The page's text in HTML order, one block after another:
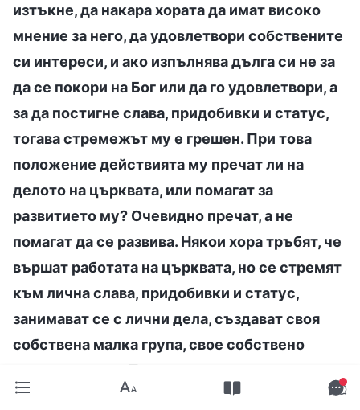
изтъкне, да накара хората да имат високо
мнение за него, да удовлетвори собствените
си интереси, и ако изпълнява дълга си не за
да се покори на Бог или да го удовлетвори, а
за да постигне слава, придобивки и статус,
тогава стремежът му е грешен. При това
положение действията му пречат ли на
делото на църквата, или помагат за
развитието му? Очевидно пречат, а не
помагат да се развива. Някои хора тръбят, че
вършат работата на църквата, но се стремят
към лична слава, придобивки и статус,
занимават се с лични дела, създават своя
собствена малка група, свое собствено
малко царство. Такива хора изпълняват ли
дълга си? Цялата работа, която вършат,